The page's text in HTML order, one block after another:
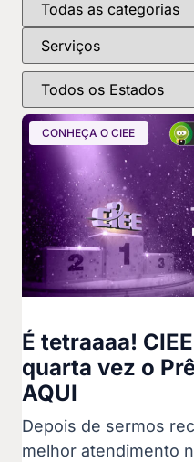
CONHEÇA O CIEE
É tetraaaa!
quarta vez o
AQUI
Depois de sermos
melhor atendimento